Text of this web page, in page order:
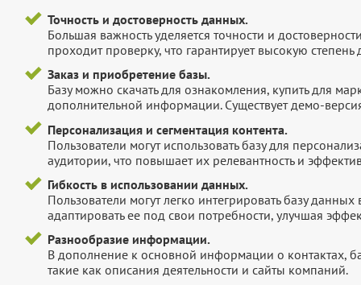
Точность и достоверность данных.
Большая важность уделяется точности и
проходит проверку, что гарантирует высокую
Заказ и приобретение базы.
Базу можно скачать для ознакомления, купить для
дополнительной информации. Существует демо-
Персонализация и сегментация контента.
Пользователи могут использовать базу для
аудитории, что повышает их релевантность и
Гибкость в использовании данных.
Пользователи могут легко интегрировать базу
адаптировать ее под свои потребности, улучшая
Разнообразие информации.
В дополнение к основной информации о контактах,
такие как описания деятельности и сайты компаний.